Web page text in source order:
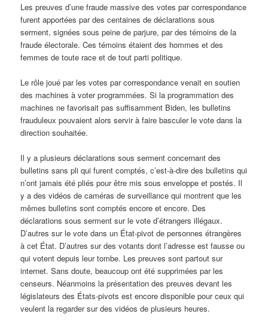
Les preuves d’une fraude massive des votes par correspondance
furent apportées par des centaines de déclarations sous
serment, signées sous peine de parjure, par des témoins de la
fraude électorale. Ces témoins étaient des hommes et des
femmes de toute race et de tout parti politique.
Le rôle joué par les votes par correspondance venait en soutien
des machines à voter programmées. Si la programmation des
machines ne favorisait pas suffisamment Biden, les bulletins
frauduleux pouvaient alors servir à faire basculer le vote dans la
direction souhaitée.
Il y a plusieurs déclarations sous serment concernant des
bulletins sans pli qui furent comptés, c’est-à-dire des bulletins qui
n’ont jamais été pliés pour être mis sous enveloppe et postés. Il
y a des vidéos de caméras de surveillance qui montrent que les
mêmes bulletins sont comptés encore et encore. Des
déclarations sous serment sur le vote d’étrangers illégaux.
D’autres sur le vote dans un État-pivot de personnes étrangères
à cet État. D’autres sur des votants dont l’adresse est fausse ou
qui votent depuis leur tombe. Les preuves sont partout sur
internet. Sans doute, beaucoup ont été supprimées par les
censeurs. Néanmoins la présentation des preuves devant les
législateurs des États-pivots est encore disponible pour ceux qui
veulent la regarder sur des vidéos de plusieurs heures.